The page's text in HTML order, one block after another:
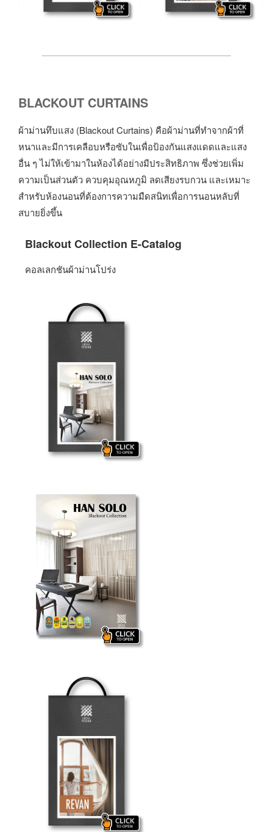
BLACKOUT CURTAINS
ผ้าม่านทึบแสง (Blackout Curtains) คือผ้าม่านที่ทำจากผ้าที่
หนาและมีการเคลือบหรือซับในเพื่อป้องกันแสงแดดและแสง
อื่น ๆ ไม่ให้เข้ามาในห้องได้อย่างมีประสิทธิภาพ ซึ่งช่วยเพิ่ม
ความเป็นส่วนตัว ควบคุมอุณหภูมิ ลดเสียงรบกวน และเหมาะ
สำหรับห้องนอนที่ต้องการความมืดสนิทเพื่อการนอนหลับที่
สบายยิ่งขึ้น
Blackout Collection E-Catalog
คอลเลกชันผ้าม่านโปร่ง